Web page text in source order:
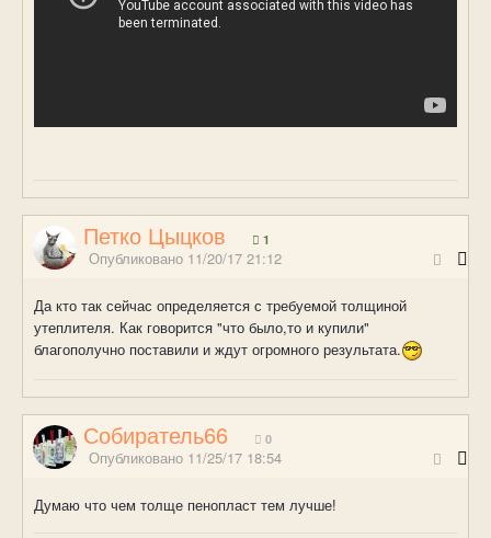
Петко Цыцков 1
Опубликовано 11/20/17 21:12
Да кто так сейчас определяется с требуемой толщиной
утеплителя. Как говорится "что было,то и купили"
благополучно поставили и ждут огромного результата.
Собиратель66 0
Опубликовано 11/25/17 18:54
Думаю что чем толще пенопласт тем лучше!